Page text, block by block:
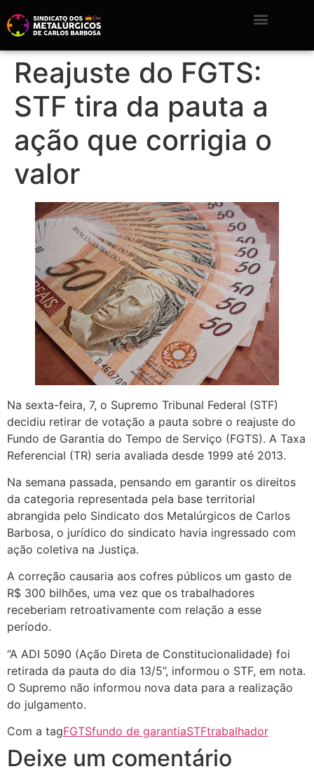
Reajuste do FGTS:
STF tira da pauta a
ação que corrigia o
valor
Na sexta-feira, 7, o Supremo Tribunal Federal (STF)
decidiu retirar de votação a pauta sobre o reajuste do
Fundo de Garantia do Tempo de Serviço (FGTS). A Taxa
Referencial (TR) seria avaliada desde 1999 até 2013.
Na semana passada, pensando em garantir os direitos
da categoria representada pela base territorial
abrangida pelo Sindicato dos Metalúrgicos de Carlos
Barbosa, o jurídico do sindicato havia ingressado com
ação coletiva na Justiça.
A correção causaria aos cofres públicos um gasto de
R$ 300 bilhões, uma vez que os trabalhadores
receberiam retroativamente com relação a esse
período.
“A ADI 5090 (Ação Direta de Constitucionalidade) foi
retirada da pauta do dia 13/5”, informou o STF, em nota.
O Supremo não informou nova data para a realização
do julgamento.
Com a tagFGTSfundo de garantiaSTFtrabalhador
Deixe um comentário